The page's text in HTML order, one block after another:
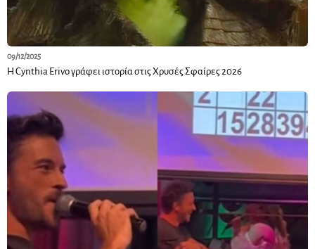
09/12/2025
Η Cynthia Erivo γράφει ιστορία στις Χρυσές Σφαίρες 2026